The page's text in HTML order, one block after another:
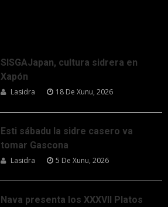
SISGAJapan, cultura sidrera en
Xapón
Lasidra 18 De Xunu, 2026
Esti sábadu la sidre casero va
tomar Gascona
Lasidra 5 De Xunu, 2026
Nava presenta los XXXVII Platos